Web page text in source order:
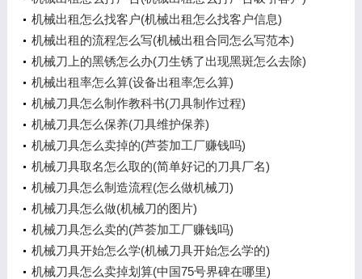
机械出租怎么找客户(机械出租怎么找客户信息)
机械出租的流程怎么写(机械出租合同怎么写范本)
机械刀上的黑锈怎么办(刀生锈了出现黑斑怎么去除)
机械出租率怎么算(设备出租率怎么算)
机械刀具怎么制作教科书(刀具制作过程)
机械刀具怎么保养(刀具维护保养)
机械刀具怎么卖掉的(芦荟加工厂赚钱吗)
机械刀具取名怎么取的(简单好记的刀具厂名)
机械刀具怎么制造流程(怎么做机械刀)
机械刀具怎么做(机械刀的图片)
机械刀具怎么卖的(芦荟加工厂赚钱吗)
机械刀具开始怎么学(机械刀具开始怎么学的)
机械刀具怎么卖掉划算(中国75号界碑在哪里)